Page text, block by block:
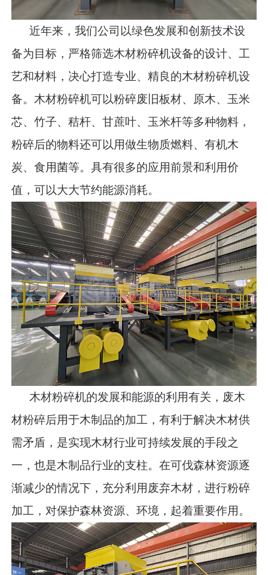
近年来，我们公司以绿色发展和创新技术设
备为目标，严格筛选木材粉碎机设备的设计、工
艺和材料，决心打造专业、精良的木材粉碎机设
备。木材粉碎机可以粉碎废旧板材、原木、玉米
芯、竹子、秸杆、甘蔗叶、玉米杆等多种物料，
粉碎后的物料还可以用做生物质燃料、有机木
炭、食用菌等。具有很多的应用前景和利用价
值，可以大大节约能源消耗。
木材粉碎机的发展和能源的利用有关，废木
材粉碎后用于木制品的加工，有利于解决木材供
需矛盾，是实现木材行业可持续发展的手段之
一，也是木制品行业的支柱。在可伐森林资源逐
渐减少的情况下，充分利用废弃木材，进行粉碎
加工，对保护森林资源、环境，起着重要作用。